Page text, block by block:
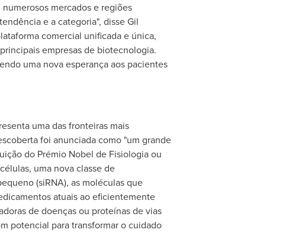
mercados e regiões
e a categoria", disseGil
comercial unificada e única,
empresas de biotecnologia.
uma nova esperança aos pacientes
uma das fronteiras mais
foi anunciada como "um grande
do Prémio Nobel de Fisiologia ou
uma nova classe de
(siRNA), as moléculas que
atuais ao eficientemente
de doenças ou proteínas de vias
potencial para transformar o cuidado